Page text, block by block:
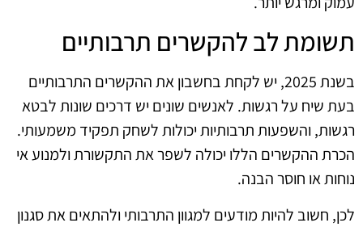
תשומת לב להקשרים תרבותיים
בשנת 2025, יש לקחת בחשבון את ההקשרים התרבותיים
בעת שיח על רגשות. לאנשים שונים יש דרכים שונות לבטא
רגשות, והשפעות תרבותיות יכולות לשחק תפקיד משמעותי.
הכרת ההקשרים הללו יכולה לשפר את התקשורת ולמנוע אי
נוחות או חוסר הבנה.
לכן, חשוב להיות מודעים למגוון התרבותי ולהתאים את סגנון